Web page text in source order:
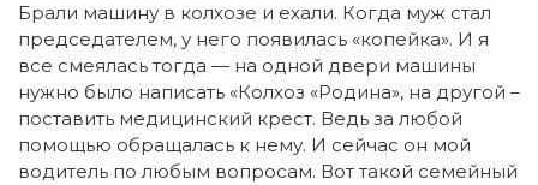
Брали машину в колхозе и ехали. Когда муж стал
председателем, у него появилась «копейка». И я
все смеялась тогда — на одной двери машины
нужно было написать «Колхоз «Родина», на другой –
поставить медицинский крест. Ведь за любой
помощью обращалась к нему. И сейчас он мой
водитель по любым вопросам. Вот такой семейный